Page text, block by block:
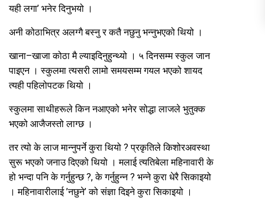
यही लगा’ भनेर दिनुभयो ।
अनी कोठाभित्र अलग्गै बस्नु र कतै नछुनु भन्नुभएको थियो ।
खाना–खाजा कोठा मै ल्याइदिनुहुन्थ्यो । ५ दिनसम्म स्कुल जान
पाइएन । स्कुलमा त्यसरी लामो समयसम्म गयल भएको शायद
त्यही पहिलोपटक थियो ।
स्कुलमा साथीहरूले किन नआएको भनेर सोद्धा लाजले भुतुक्क
भएको आजैजस्तो लाग्छ ।
तर त्यो के लाज मान्नुपर्ने कुरा थियो ? प्रकृतिले किशोरअवस्था
सुरू भएको जनाउ दिएको थियो । मलाई त्यतिबेला महिनावारी के
हो भन्दा पनि के गर्नुहुन्छ ?, के गर्नुहुन्न ? भन्ने कुरा धेरै सिकाइयो
। महिनावारीलाई ’नछुने’ को संज्ञा दिइने कुरा सिकाइयो ।